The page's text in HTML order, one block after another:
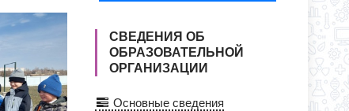
СВЕДЕНИЯ ОБ
ОБРАЗОВАТЕЛЬНОЙ
ОРГАНИЗАЦИИ
Основные сведения